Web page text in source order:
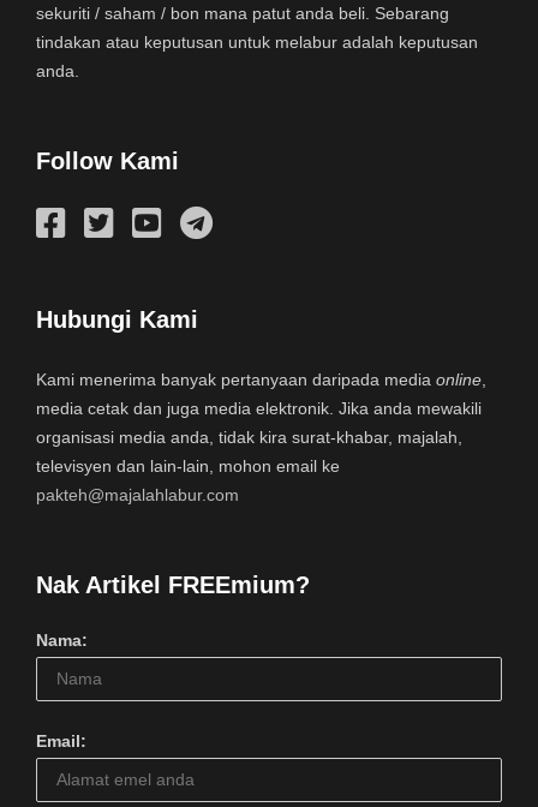
sekuriti / saham / bon mana patut anda beli. Sebarang
tindakan atau keputusan untuk melabur adalah keputusan
anda.
Follow Kami
Hubungi Kami
Kami menerima banyak pertanyaan daripada media online
media cetak dan juga media elektronik. Jika anda mewakili
organisasi media anda, tidak kira surat-khabar, majalah,
televisyen dan lain-lain, mohon email ke
pakteh@majalahlabur.com
Nak Artikel FREEmium?
Nama:
Email: